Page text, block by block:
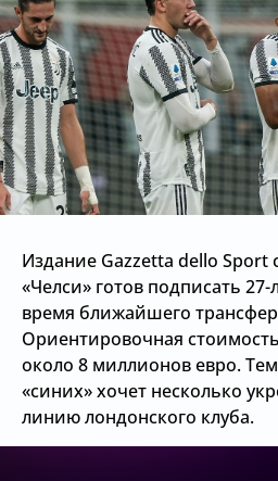
Издание Gazzetta dello Sport
«Челси» готов подписать
время ближайшего
Ориентировочная
около 8 миллионов евро.
«синих» хочет несколько
линию лондонского клуба.